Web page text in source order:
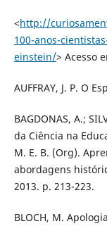
<http://
100-anos-
einstein/> Acesso
AUFFRAY, J. P. O
BAGDONAS, A.;
da Ciência na
M. E. B. (Org).
abordagens
2013. p. 213-223.
BLOCH, M.